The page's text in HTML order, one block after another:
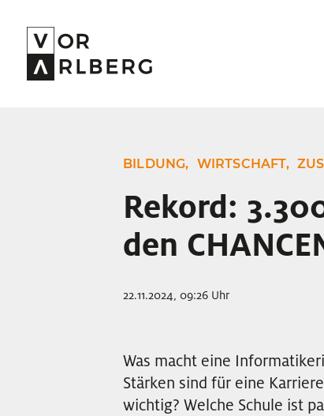
BILDUNG, WIRTSCHAFT,
Rekord:
den
22.11.2024, 09:26 Uhr
Was macht eine
Stärken sind für eine
wichtig? Welche Schule ist